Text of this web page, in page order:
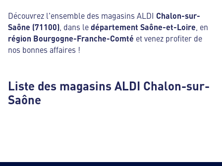
Découvrez l'ensemble des magasins ALDI Chalon-sur-
Saône (71100) , dans ledépartement Saône-et-Loire , en
région Bourgogne-Franche-Comté et venez profiter de
nos bonnes affaires !
Liste des magasins ALDI Chalon-sur-
Saône